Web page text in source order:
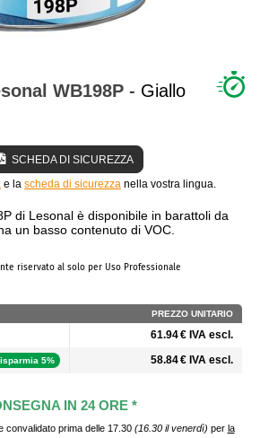
WB198P - Giallo
SCHEDA DI SICUREZZA
e la scheda di sicurezza nella vostra lingua.
di Lesonal è disponibile in barattoli da
un basso contenuto di VOC.
riservato al solo per Uso Professionale
PREZZO UNITARIO
61.94 € IVA escl.
5% 58.84 € IVA escl.
IN 24 ORE *
convalidato prima delle 17.30 (16.30 il venerdì) per la